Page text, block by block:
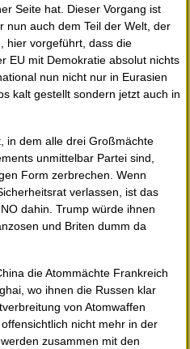
Seite hat. Dieser Vorgang ist
nun auch dem Teil der Welt, der
hier vorgeführt, dass die
EU mit Demokratie absolut nichts
nun nicht nur in Eurasien
kalt gestellt sondern jetzt auch in
in dem alle drei Großmächte
unmittelbar Partei sind,
Form zerbrechen. Wenn
verlassen, ist das
dahin. Trump würde ihnen
und Briten dumm da
die Atommächte Frankreich
wo ihnen die Russen klar
von Atomwaffen
nicht mehr in der
zusammen mit den